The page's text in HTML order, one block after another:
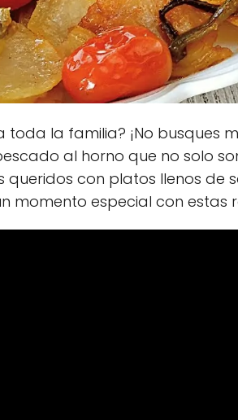
la familia? ¡No busques
al horno que no solo
queridos con platos llenos de
momento especial con estas